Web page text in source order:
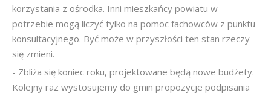
korzystania z ośrodka. Inni mieszkańcy powiatu w
potrzebie mogą liczyć tylko na pomoc fachowców z punktu
konsultacyjnego. Być może w przyszłości ten stan rzeczy
się zmieni.
- Zbliża się koniec roku, projektowane będą nowe budżety.
Kolejny raz wystosujemy do gmin propozycje podpisania